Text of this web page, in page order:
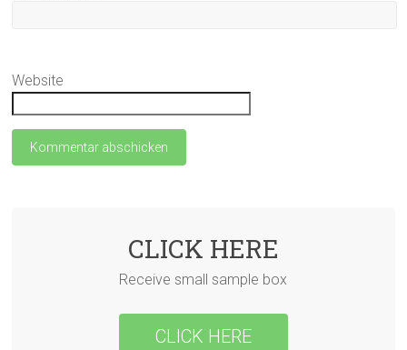
Website
CLICK HERE
Receive small sample box
CLICK HERE